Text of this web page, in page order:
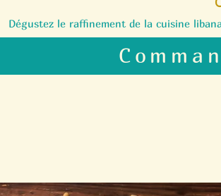
Dégustez le raffinement de la cuisine